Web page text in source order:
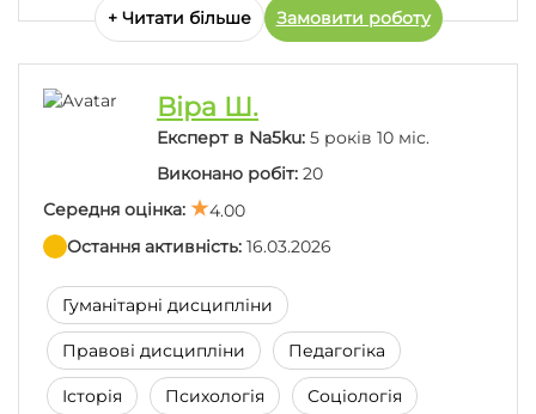
Работа просто отличная! Написана именно по
теме, много примеров и с сохранением всех
требований. Благодаря тому, что написана
понятно и доступно, легко было подготовится к
исправить самостоятельно, без подачи работы на
доработку. Автору респект и всего самого
наилучшего :)
+ Читати більше Замовити роботу
Віра Ш.
Експерт в Na5ku: 5 років 10 міс.
Виконано робіт: 20
Середня оцінка:
4.00
Остання активність: 16.03.2026
Гуманітарні дисципліни
Правові дисципліни Педагогіка
Історія Психологія Соціологія